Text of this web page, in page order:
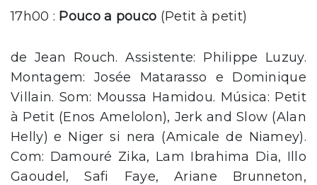
17h00 : Pouco a pouco (Petit à petit)
de Jean Rouch. Assistente: Philippe Luzuy.
Montagem: Josée Matarasso e Dominique
Villain. Som: Moussa Hamidou. Música: Petit
à Petit (Enos Amelolon), Jerk and Slow (Alan
Helly) e Niger si nera (Amicale de Niamey).
Com: Damouré Zika, Lam Ibrahima Dia, Illo
Gaoudel, Safi Faye, Ariane Brunneton,